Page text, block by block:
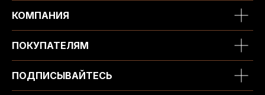
КОМПАНИЯ
ПОКУПАТЕЛЯМ
ПОДПИСЫВАЙТЕСЬ